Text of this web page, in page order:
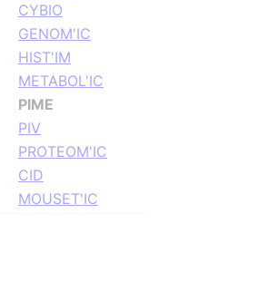
CYBIO
GENOM'IC
HIST'IM
METABOL'IC
PIME
PIV
PROTEOM'IC
CID
MOUSET'IC